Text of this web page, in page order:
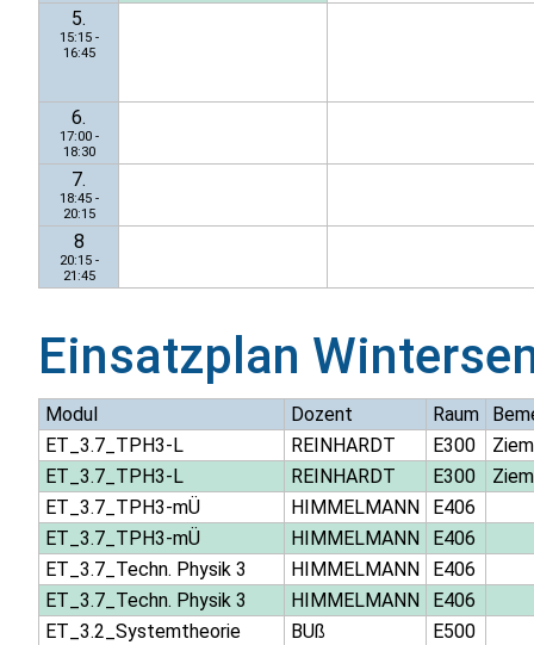
5.
15:15 -
16:45
6.
17:00 -
18:30
7.
18:45 -
20:15
8
20:15 -
21:45
Einsatzplan
Modul Dozent Raum
ET_3.7_TPH3-L
REINHARDT E300
ET_3.7_TPH3-L
REINHARDT E300
ET_3.7_TPH3-mÜ
HIMMELMANN
E406
ET_3.7_TPH3-mÜ
HIMMELMANN
E406
ET_3.7_Techn. Physik 3
HIMMELMANN
E406
ET_3.7_Techn. Physik 3
HIMMELMANN
E406
ET_3.2_Systemtheorie
BUß
E500